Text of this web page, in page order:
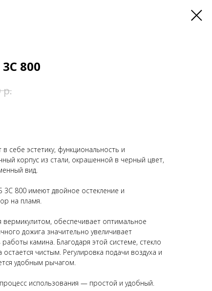
800
р.
себе эстетику, функциональность и
корпус из стали, окрашенной в черный цвет,
вид.
3С 800 имеют двойное остекление и
на пламя.
обеспечивает оптимальное
дожига значительно увеличивает
камина. Благодаря этой системе, стекло
остается чистым. Регулировка подачи воздуха и
удобным рычагом.
использования — простой и удобный.